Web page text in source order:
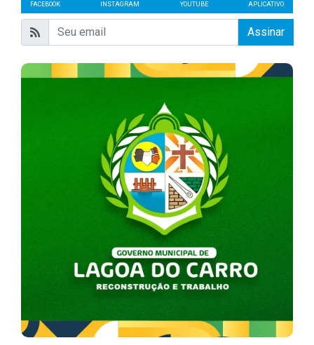
FACEBOOK INSTAGRAM YOUTUBE APLICATIVO
Assinar